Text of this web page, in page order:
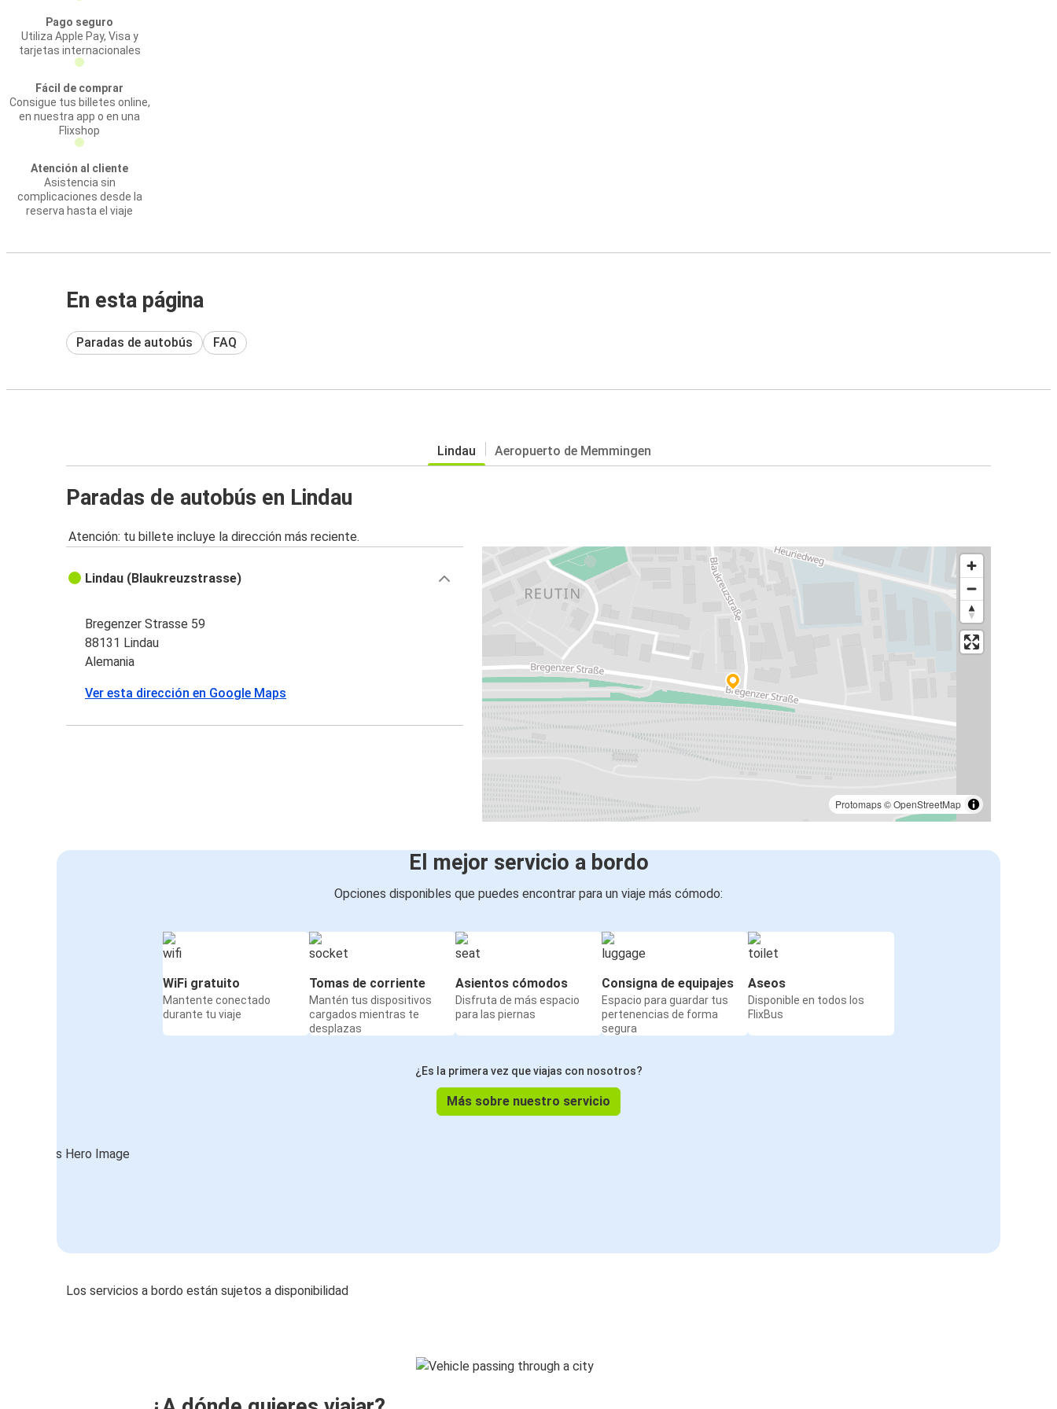
Pago seguro
Utiliza Apple Pay, Visa y
tarjetas internacionales
Fácil de comprar
Consigue tus billetes online,
en nuestra app o en una
Flixshop
Atención al cliente
Asistencia sin
complicaciones desde la
reserva hasta el viaje
En esta página
Paradas de autobús FAQ
Lindau Aeropuerto de Memmingen
Paradas de autobús en Lindau
Atención: tu billete incluye la dirección más reciente.
Protomaps©OpenStreetMap
Lindau (Blaukreuzstrasse)
Bregenzer Strasse 59
88131 Lindau
Alemania
Ver esta dirección en Google Maps
El mejor servicio a bordo
Opciones disponibles que puedes encontrar para un viaje más cómodo:
WiFi gratuito
Mantente conectado
durante tu viaje
Tomas de corriente
Mantén tus dispositivos
cargados mientras te
desplazas
Asientos cómodos
Disfruta de más espacio
para las piernas
Consigna de equipajes
Espacio para guardar tus
pertenencias de forma
segura
Aseos
Disponible en todos los
FlixBus
¿Es la primera vez que viajas con nosotros?
Más sobre nuestro servicio
Los servicios a bordo están sujetos a disponibilidad